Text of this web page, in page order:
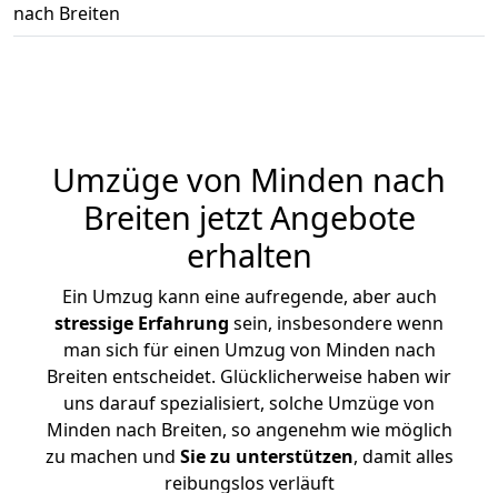
nach Breiten
Umzüge von Minden nach
Breiten jetzt Angebote
erhalten
Ein Umzug kann eine aufregende, aber auch
stressige Erfahrung sein, insbesondere wenn
man sich für einen Umzug von Minden nach
Breiten entscheidet. Glücklicherweise haben wir
uns darauf spezialisiert, solche Umzüge von
Minden nach Breiten, so angenehm wie möglich
zu machen und Sie zu unterstützen, damit alles
reibungslos verläuft